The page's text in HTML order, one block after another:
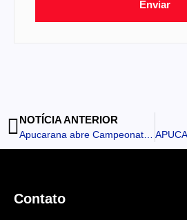
Enviar
NOTÍCIA ANTERIOR
Apucarana abre Campeonato Municipal de Futsal com média deseis gols por partida mostrando a força e a tradição da modalidade
Contato